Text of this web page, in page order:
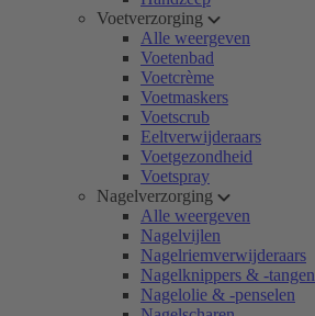
Voetverzorging
Alle weergeven
Voetenbad
Voetcrème
Voetmaskers
Voetscrub
Eeltverwijderaars
Voetgezondheid
Voetspray
Nagelverzorging
Alle weergeven
Nagelvijlen
Nagelriemverwijderaars
Nagelknippers & -tangen
Nagelolie & -penselen